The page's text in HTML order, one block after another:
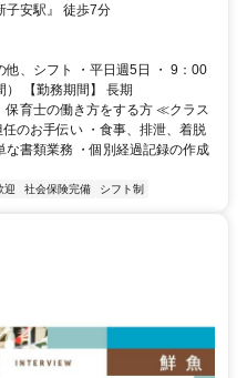
子安駅』 徒歩7分
他、シフト ・平日週5日 ・ 9：00
） 【勤務期間】 長期
保育士の働き方をする方 ≪クラス
のお手伝い ・食事、排泄、着脱
書類業務 ・個別経過記録の作成
迎 社会保険完備 シフト制